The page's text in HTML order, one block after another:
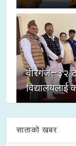
वीरगंज–३२
विद्यालयलाई
साताको खबर